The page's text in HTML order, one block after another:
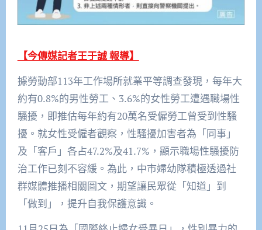
【今傳媒記者王于誠 報導】
據勞動部113年工作場所就業平等調查發現，每年大
約有0.8%的男性勞工、3.6%的女性勞工遭遇職場性
騷擾，即推估每年約有20萬名受僱勞工曾受到性騷
擾。就女性受僱者觀察，性騷擾加害者為「同事」
及「客戶」各占47.2%及41.7%，顯示職場性騷擾防
治工作已刻不容緩。為此，中市婦幼隊積極透過社
群媒體推播相關圖文，期望讓民眾從「知道」到
「做到」，提升自我保護意識。